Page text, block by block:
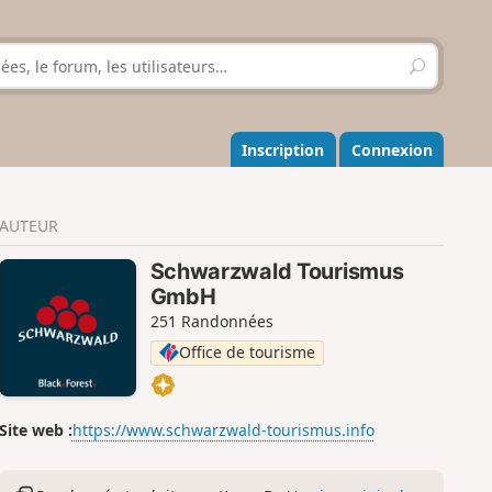
R
e
h
e
r
r
Inscription Connexion
AUTEUR
Schwarzwald Tourismus
GmbH
251 Randonnées
Office de tourisme
Site web :https://www.schwarzwald-tourismus.info